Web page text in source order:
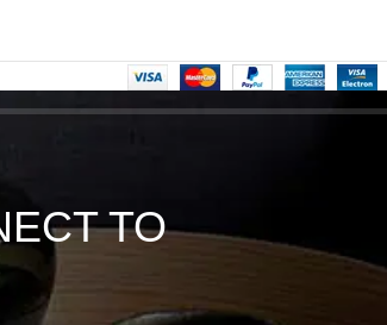
TO